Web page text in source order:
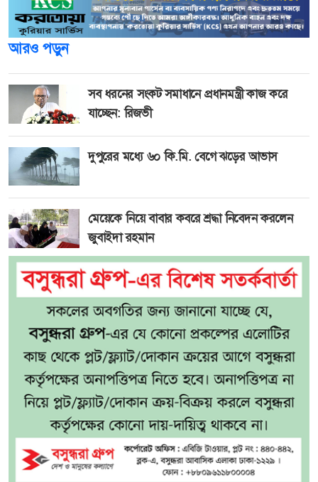
আরও পড়ুন
সব ধরনের সংকট সমাধানে প্রধানমন্ত্রী কাজ করে
যাচ্ছেন: রিজভী
দুপুরের মধ্যে ৬০ কি.মি. বেগে ঝড়ের আভাস
মেয়েকে নিয়ে বাবার কবরে শ্রদ্ধা নিবেদন করলেন
জুবাইদা রহমান